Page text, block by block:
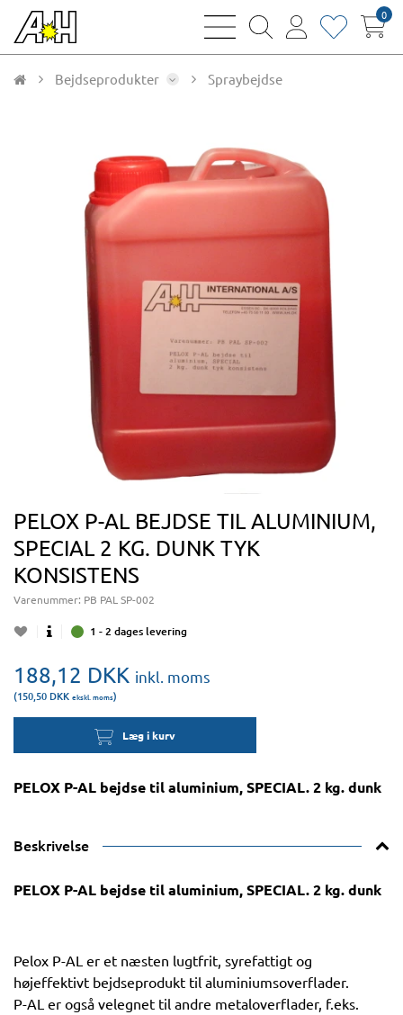
bars
magnifying
user
heart0
Bejdseprodukter Spraybejdse
PELOX P-AL BEJDSE TIL ALUMINIUM,
SPECIAL 2 KG. DUNK TYK
KONSISTENS
Varenummer: PB PAL SP-002
1 - 2 dages levering
188,12 DKK inkl. moms
(150,50 DKK ekskl. moms)
Læg i kurv
PELOX P-AL bejdse til aluminium, SPECIAL. 2 kg. dunk
Beskrivelse
PELOX P-AL bejdse til aluminium, SPECIAL. 2 kg. dunk
Pelox P-AL er et næsten lugtfrit, syrefattigt og
højeffektivt bejdseprodukt til aluminiumsoverflader.
P-AL er også velegnet til andre metaloverflader, f.eks.